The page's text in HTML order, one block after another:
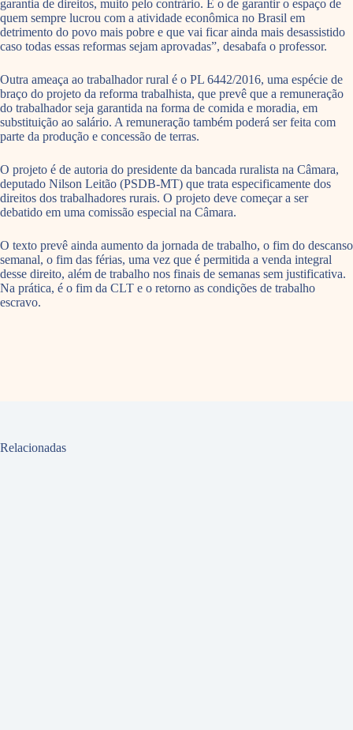
garantia de direitos, muito pelo contrário. É o de garantir o espaço de
quem sempre lucrou com a atividade econômica no Brasil em
detrimento do povo mais pobre e que vai ficar ainda mais desassistido
caso todas essas reformas sejam aprovadas”, desabafa o professor.
Outra ameaça ao trabalhador rural é o PL 6442/2016, uma espécie de
braço do projeto da reforma trabalhista, que prevê que a remuneração
do trabalhador seja garantida na forma de comida e moradia, em
substituição ao salário. A remuneração também poderá ser feita com
parte da produção e concessão de terras.
O projeto é de autoria do presidente da bancada ruralista na Câmara,
deputado Nilson Leitão (PSDB-MT) que trata especificamente dos
direitos dos trabalhadores rurais. O projeto deve começar a ser
debatido em uma comissão especial na Câmara.
O texto prevê ainda aumento da jornada de trabalho, o fim do descanso
semanal, o fim das férias, uma vez que é permitida a venda integral
desse direito, além de trabalho nos finais de semanas sem justificativa.
Na prática, é o fim da CLT e o retorno as condições de trabalho
escravo.
Relacionadas